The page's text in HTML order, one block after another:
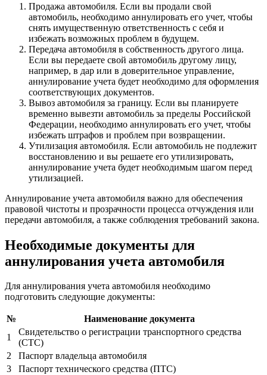
Продажа автомобиля. Если вы продали свой
автомобиль, необходимо аннулировать его учет, чтобы
снять имущественную ответственность с себя и
избежать возможных проблем в будущем.
Передача автомобиля в собственность другого лица.
Если вы передаете свой автомобиль другому лицу,
например, в дар или в доверительное управление,
аннулирование учета будет необходимо для оформления
соответствующих документов.
Вывоз автомобиля за границу. Если вы планируете
временно вывезти автомобиль за пределы Российской
Федерации, необходимо аннулировать его учет, чтобы
избежать штрафов и проблем при возвращении.
Утилизация автомобиля. Если автомобиль не подлежит
восстановлению и вы решаете его утилизировать,
аннулирование учета будет необходимым шагом перед
утилизацией.
Аннулирование учета автомобиля важно для обеспечения
правовой чистоты и прозрачности процесса отчуждения или
передачи автомобиля, а также соблюдения требований закона.
Необходимые документы для
аннулирования учета автомобиля
Для аннулирования учета автомобиля необходимо
подготовить следующие документы:
№
Наименование документа
1
Свидетельство о регистрации транспортного средства
(СТС)
2
Паспорт владельца автомобиля
3
Паспорт технического средства (ПТС)